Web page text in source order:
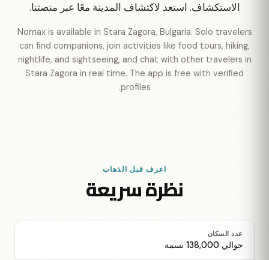
الاستكشاف. استعد لاكتشاف المدينة معًا عبر منصتنا.
Nomax is available in Stara Zagora, Bulgaria. Solo travelers
can find companions, join activities like food tours, hiking,
nightlife, and sightseeing, and chat with other travelers in
Stara Zagora in real time. The app is free with verified
profiles.
اعرف قبل الذهاب
نظرة سريعة
عدد السكان
حوالي 138,000 نسمة